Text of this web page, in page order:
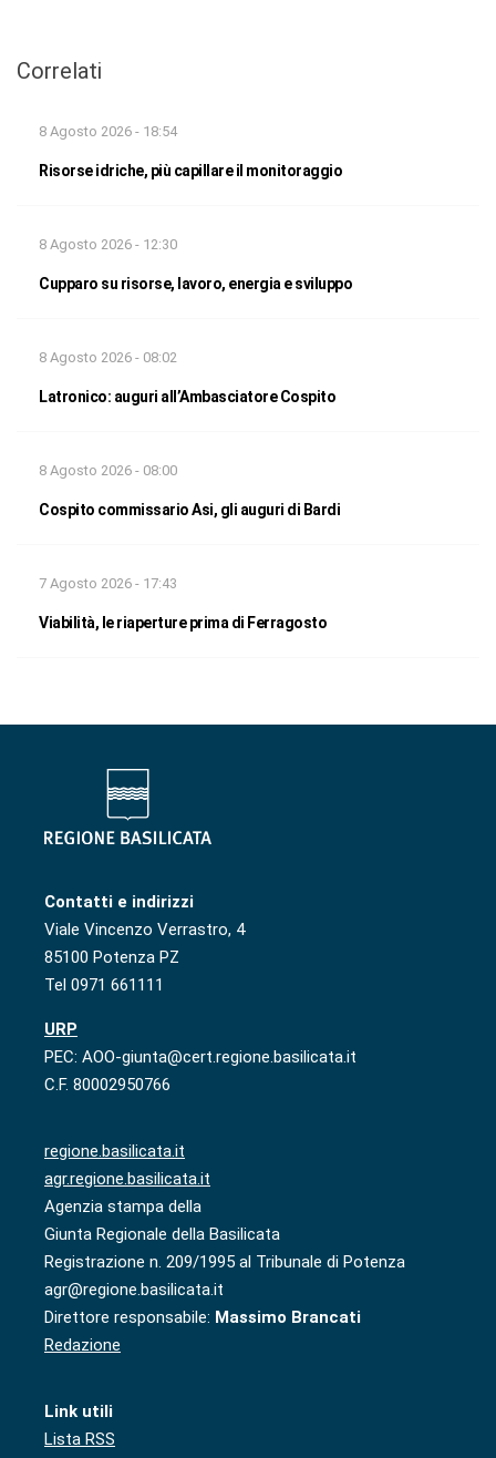
Correlati
8 Agosto 2026 - 18:54
Risorse idriche, più capillare il monitoraggio
8 Agosto 2026 - 12:30
Cupparo su risorse, lavoro, energia e sviluppo
8 Agosto 2026 - 08:02
Latronico: auguri all’Ambasciatore Cospito
8 Agosto 2026 - 08:00
Cospito commissario Asi, gli auguri di Bardi
7 Agosto 2026 - 17:43
Viabilità, le riaperture prima di Ferragosto
Contatti e indirizzi
Viale Vincenzo Verrastro, 4
85100 Potenza PZ
Tel 0971 661111
URP
PEC: AOO-giunta@cert.regione.basilicata.it
C.F. 80002950766
regione.basilicata.it
agr.regione.basilicata.it
Agenzia stampa della
Giunta Regionale della Basilicata
Registrazione n. 209/1995 al Tribunale di Potenza
agr@regione.basilicata.it
Direttore responsabile: Massimo Brancati
Redazione
Link utili
Lista RSS